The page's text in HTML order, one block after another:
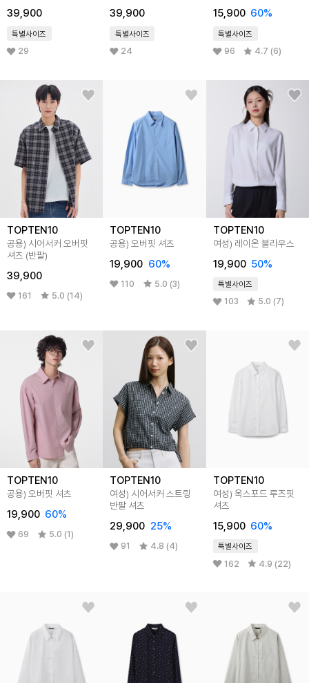
39,900
특별사이즈
29
39,900
특별사이즈
24
15,900 60%
특별사이즈
96 4.7 (6)
TOPTEN10
공용) 시어서커 오버핏
셔츠 (반팔)
39,900
161 5.0 (14)
TOPTEN10
공용) 오버핏 셔츠
19,900 60%
110 5.0 (3)
TOPTEN10
여성) 레이온 블라우스
19,900 50%
특별사이즈
103 5.0 (7)
TOPTEN10
공용) 오버핏 셔츠
19,900 60%
69 5.0 (1)
TOPTEN10
여성) 시어서커 스트링
반팔 셔츠
29,900 25%
91 4.8 (4)
TOPTEN10
여성) 옥스포드 루즈핏
셔츠
15,900 60%
특별사이즈
162 4.9 (22)